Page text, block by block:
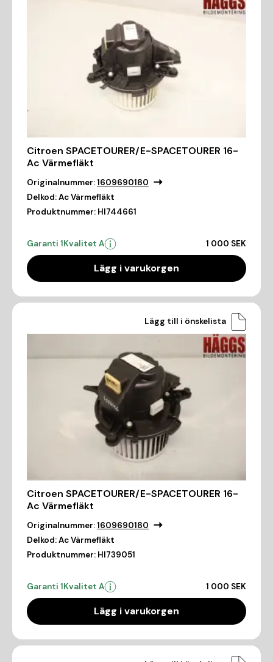
Citroen SPACETOURER/E-SPACETOURER 16-
Ac Värmefläkt
Originalnummer:1609690180
Delkod:Ac Värmefläkt
Produktnummer: HI744661
Garanti 1Kvalitet A 1 000 SEK
Lägg i varukorgen
Lägg till i önskelista
Citroen SPACETOURER/E-SPACETOURER 16-
Ac Värmefläkt
Originalnummer:1609690180
Delkod:Ac Värmefläkt
Produktnummer: HI739051
Garanti 1Kvalitet A 1 000 SEK
Lägg i varukorgen